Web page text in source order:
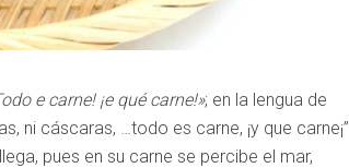
e carne! ¡e qué carne!»; en la lengua de
ni cáscaras, …todo es carne, ¡y que carne¡”
pues en su carne se percibe el mar,